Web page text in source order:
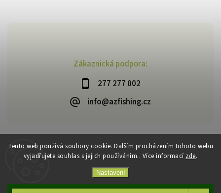
Tento web používá soubory cookie. Dalším procházením tohoto webu
vyjadřujete souhlas s jejich používáním.. Více informací zde.
Nastavení
Zákaznická podpora:
277 277 002
info@azfishing.cz
Copyright 2026AzFishing.cz. Všechna práva vyhrazena.
VytvořilShoptet| Design